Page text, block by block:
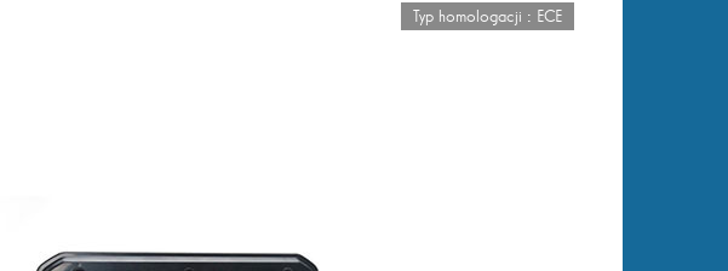
Typ homologacji : ECE